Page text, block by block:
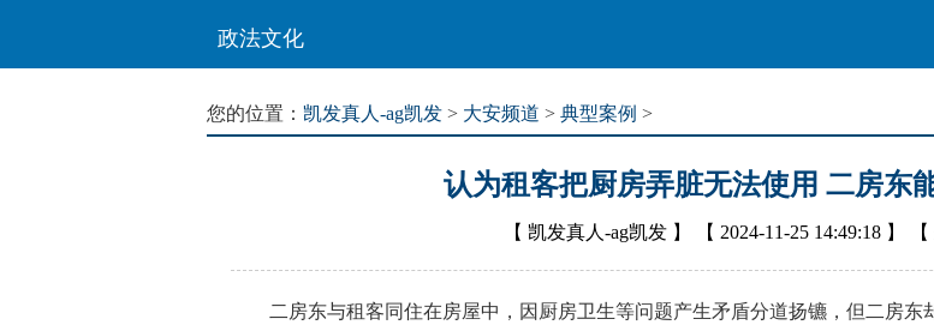
政法文化
您的位置： 凯发真人-ag凯发 > 大安频道 > 典型案例 >
认为租客把厨房弄脏无法使用 二房东
【 凯发真人-ag凯发 】 【 2024-11-25 14:49:18 】 【
二房东与租客同住在房屋中，因厨房卫生等问题产生矛盾分道扬镳，但二房东